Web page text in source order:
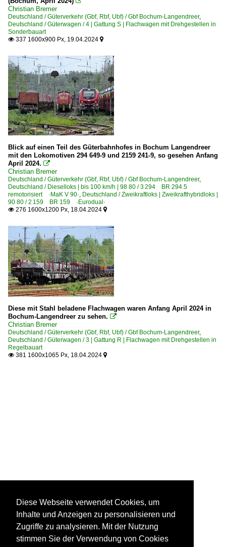
Christian Bremer
Deutschland / Güterverkehr (Gbf, Rbf, Ubf) / Gbf Bochum-Langendreer,
Deutschland / Güterwagen / 4 | Gattung S | Flachwagen mit Drehgestellen in
Sonderbauart
 337 1600x900 Px, 19.04.2024 
Blick auf einen Teil des Güterbahnhofes in Bochum Langendreer
mit den Lokomotiven 294 649-9 und 2159 241-9, so gesehen Anfang
April 2024. 
Christian Bremer
Deutschland / Güterverkehr (Gbf, Rbf, Ubf) / Gbf Bochum-Langendreer,
Deutschland / Dieselloks | bis 100 km/h | 98 80 / 3 294 BR 294.5
remotorisiert ·MaK V 90·, Deutschland / Zweikraftloks | Zweikrafthybridloks |
90 80 / 2 159 BR 159 ·Eurodual·
 276 1600x1200 Px, 18.04.2024 
Diese mit Stahl beladene Flachwagen waren Anfang April 2024 in
Bochum-Langendreer zu sehen. 
Christian Bremer
Deutschland / Güterverkehr (Gbf, Rbf, Ubf) / Gbf Bochum-Langendreer,
Deutschland / Güterwagen / 3 | Gattung R | Flachwagen mit Drehgestellen in
Regelbauart
 381 1600x1065 Px, 18.04.2024 
Diese Webseite verwendet Cookies, um
Inhalte und Anzeigen zu personalisieren und
Zugriffe zu analysieren. Mit der Nutzung
stimmen Sie der Verwendung von Cookies